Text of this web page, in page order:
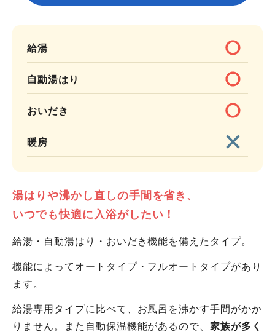
給湯
自動湯はり
おいだき
暖房
湯はりや沸かし直しの手間を省き、
いつでも快適に入浴がしたい！
給湯・自動湯はり・おいだき機能を備えたタイプ。
機能によってオートタイプ・フルオートタイプがあり
ます。
給湯専用タイプに比べて、お風呂を沸かす手間がかか
りません。また自動保温機能があるので、家族が多く